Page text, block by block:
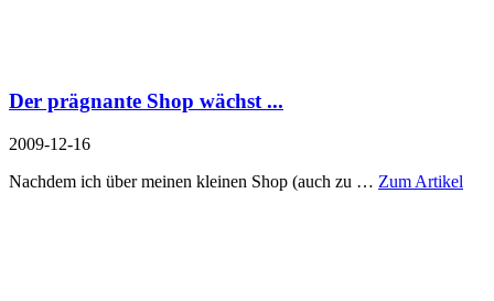
Der prägnante Shop wächst ...
2009-12-16
Nachdem ich über meinen kleinen Shop (auch zu … Zum Artikel